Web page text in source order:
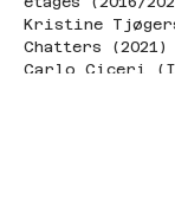
Kristine
Chatters (2021)
Carlo Ciceri